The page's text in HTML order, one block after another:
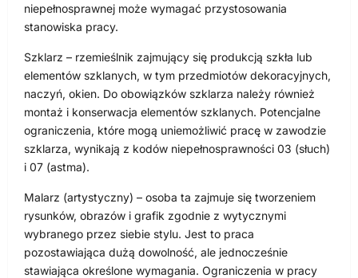
niepełnosprawnej może wymagać przystosowania
stanowiska pracy.
Szklarz – rzemieślnik zajmujący się produkcją szkła lub
elementów szklanych, w tym przedmiotów dekoracyjnych,
naczyń, okien. Do obowiązków szklarza należy również
montaż i konserwacja elementów szklanych. Potencjalne
ograniczenia, które mogą uniemożliwić pracę w zawodzie
szklarza, wynikają z kodów niepełnosprawności 03 (słuch)
i 07 (astma).
Malarz (artystyczny) – osoba ta zajmuje się tworzeniem
rysunków, obrazów i grafik zgodnie z wytycznymi
wybranego przez siebie stylu. Jest to praca
pozostawiająca dużą dowolność, ale jednocześnie
stawiająca określone wymagania. Ograniczenia w pracy